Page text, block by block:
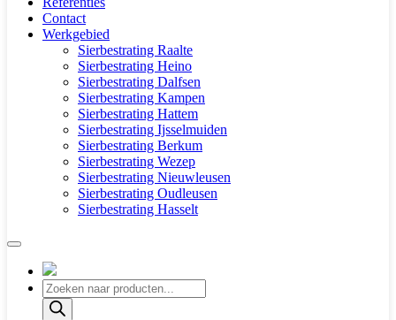
Contact
Werkgebied
Sierbestrating Raalte
Sierbestrating Heino
Sierbestrating Dalfsen
Sierbestrating Kampen
Sierbestrating Hattem
Sierbestrating Ijsselmuiden
Sierbestrating Berkum
Sierbestrating Wezep
Sierbestrating Nieuwleusen
Sierbestrating Oudleusen
Sierbestrating Hasselt
Producten
zoeken